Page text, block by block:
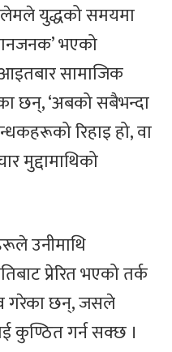
युद्धको समयमा
भएको
सामाजिक
छन्‌, ‘अबको सबैभन्दा
रिहाइ हो, वा
मुद्दामाथिको
उनीमाथि
प्रेरित भएको तर्क
गरेका छन्, जसले
कुण्ठित गर्न सक्छ ।